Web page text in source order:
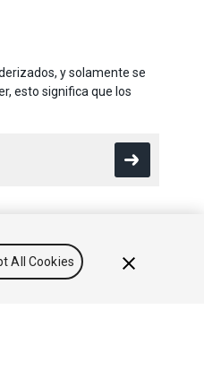
y solamente se
esto significa que los
All Cookies